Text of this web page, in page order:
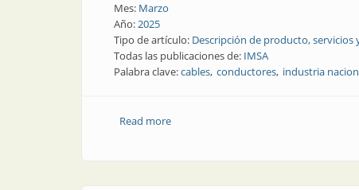
Mes: Marzo
Año:2025
Tipo de artículo: Descripción de producto, servicios
Todas las publicaciones de: IMSA
Palabra clave:cables conductores industria
Read moreabout Dime qué aplicación tienes, te